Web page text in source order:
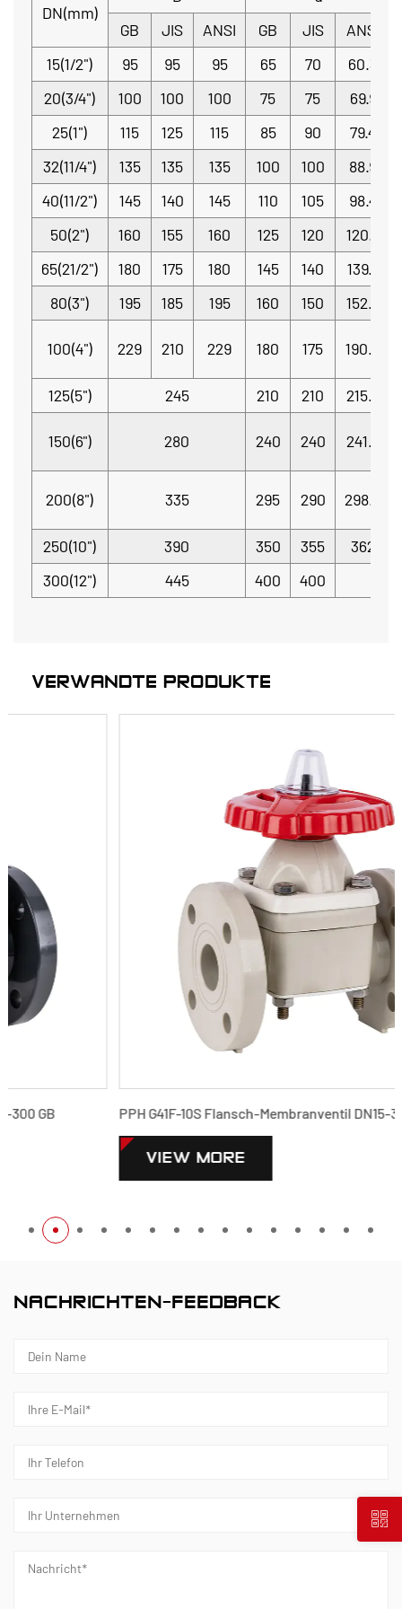
DN(mm)
GB
JIS ANSI GB JIS
ANSI
15(1/2")
95 95 95 65 70
60.3
20(3/4")
100 100 100 75 75
69.9
25(1")
115 125 115 85 90
79.4
32(11/4")
135 135 135 100 100
88.9
40(11/2")
145 140 145 110 105
98.4
50(2")
160 155 160 125 120
120.7
65(21/2")
180 175 180 145 140 139.7
80(3")
195 185 195 160 150 152.4
100(4") 229 210 229 180 175 190.5
125(5") 245 210 210 215.9
150(6") 280 240 240 241.3
200(8") 335 295 290 298.5
250(10") 390 350 355
362
300(12")
445 400 400
VERWANDTE PRODUKTE
PPH G41F-10S Flansch-Membranventil DN15-300 GB Standard
NACHRICHTEN-FEEDBACK